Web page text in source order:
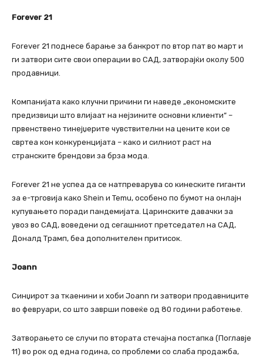
Forever 21
Forever 21 поднесе барање за банкрот по втор пат во март и
ги затвори сите свои операции во САД, затворајќи околу 500
продавници.
Компанијата како клучни причини ги наведе „економските
предизвици што влијаат на нејзините основни клиенти“ –
првенствено тинејџерите чувствителни на цените кои се
свртеа кон конкуренцијата – како и силниот раст на
странските брендови за брза мода.
Forever 21 не успеа да се натпреварува со кинеските гиганти
за е-трговија како Shein и Temu, особено по бумот на онлајн
купувањето поради пандемијата. Царинските давачки за
увоз во САД, воведени од сегашниот претседател на САД,
Доналд Трамп, беа дополнителен притисок.
Joann
Синџирот за ткаенини и хоби Joann ги затвори продавниците
во февруари, со што заврши повеќе од 80 години работење.
Затворањето се случи по втората стечајна постапка (Поглавје
11) во рок од една година, со проблеми со слаба продажба,